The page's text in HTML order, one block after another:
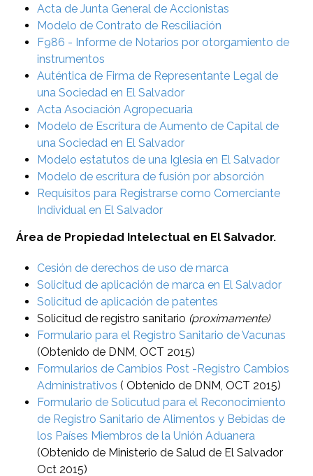
Acta de Junta General de Accionistas
Modelo de Contrato de Resciliación
F986 - Informe de Notarios por otorgamiento de
instrumentos
Auténtica de Firma de Representante Legal de
una Sociedad en El Salvador
Acta Asociación Agropecuaria
Modelo de Escritura de Aumento de Capital de
una Sociedad en El Salvador
Modelo estatutos de una Iglesia en El Salvador
Modelo de escritura de fusión por absorción
Requisitos para Registrarse como Comerciante
Individual en El Salvador
Área de Propiedad Intelectual en El Salvador.
Cesión de derechos de uso de marca
Solicitud de aplicación de marca en El Salvador
Solicitud de aplicación de patentes
Solicitud de registro sanitario (proximamente)
Formulario para el Registro Sanitario de Vacunas
(Obtenido de DNM, OCT 2015)
Formularios de Cambios Post -Registro Cambios
Administrativos ( Obtenido de DNM, OCT 2015)
Formulario de Solicutud para el Reconocimiento
de Registro Sanitario de Alimentos y Bebidas de
los Países Miembros de la Unión Aduanera
(Obtenido de Ministerio de Salud de El Salvador
Oct 2015)